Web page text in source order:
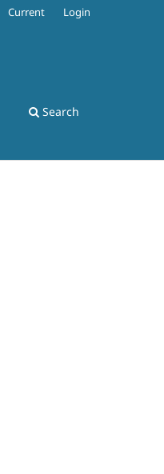
Search
Current Login